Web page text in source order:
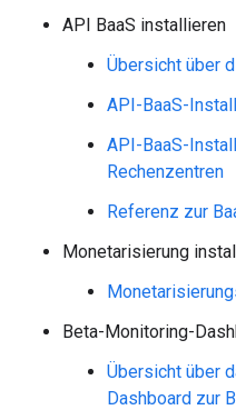
API BaaS installieren
Übersicht über
API-BaaS-
API-BaaS-
Rechenzentren
Referenz zur
Monetarisierung
Beta-Monitoring-
Übersicht über
Dashboard zur